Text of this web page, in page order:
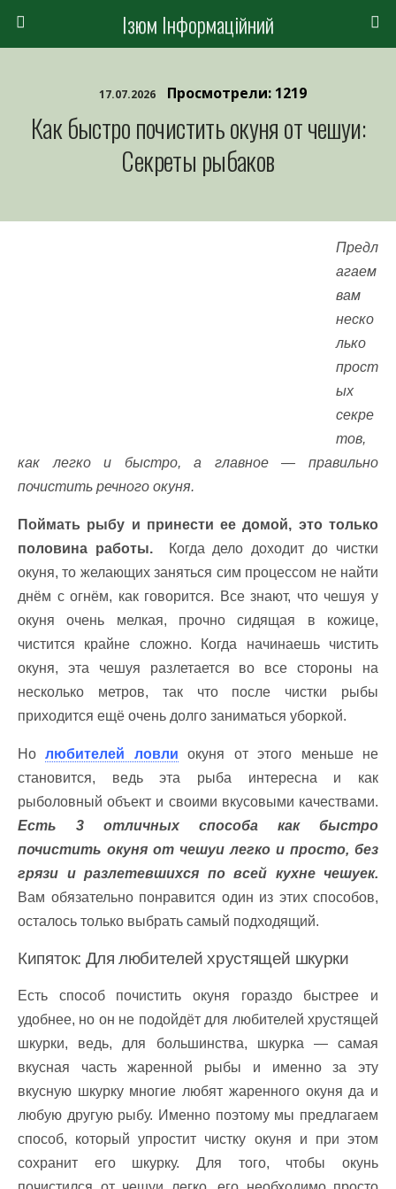
Ізюм Інформаційний
17.07.2026 Просмотрели: 1219
Как быстро почистить окуня от чешуи:
Секреты рыбаков
Предл
агаем
вам
неско
лько
прост
ых
секре
тов,
как легко и быстро, а главное — правильно
почистить речного окуня.
Поймать рыбу и принести ее домой, это только
половина работы.Когда дело доходит до чистки
окуня, то желающих заняться сим процессом не найти
днём с огнём, как говорится. Все знают, что чешуя у
окуня очень мелкая, прочно сидящая в кожице,
чистится крайне сложно. Когда начинаешь чистить
окуня, эта чешуя разлетается во все стороны на
несколько метров, так что после чистки рыбы
приходится ещё очень долго заниматься уборкой.
Нолюбителей ловли окуня от этого меньше не
становится, ведь эта рыба интересна и как
рыболовный объект и своими вкусовыми качествами.
Есть 3 отличных способа как быстро
почистить окуня от чешуи легко и просто, без
грязи и разлетевшихся по всей кухне чешуек.
Вам обязательно понравится один из этих способов,
осталось только выбрать самый подходящий.
Кипяток: Для любителей хрустящей шкурки
Есть способ почистить окуня гораздо быстрее и
удобнее, но он не подойдёт для любителей хрустящей
шкурки, ведь, для большинства, шкурка — самая
вкусная часть жаренной рыбы и именно за эту
вкусную шкурку многие любят жаренного окуня да и
любую другую рыбу. Именно поэтому мы предлагаем
способ, который упростит чистку окуня и при этом
сохранит его шкурку. Для того, чтобы окунь